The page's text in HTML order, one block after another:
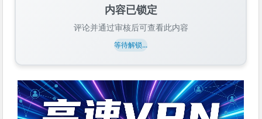
内容已锁定
评论并通过审核后可查看此内容
等待解锁...